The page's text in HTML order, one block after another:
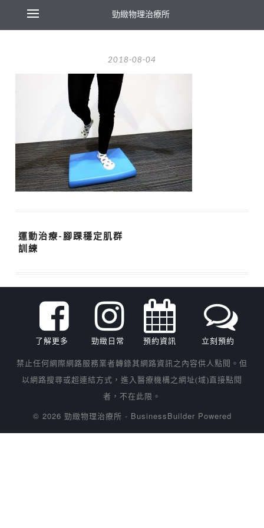
勁緻物理治療所
2018-08-04
運動治療-腳踝穩定肌群
訓練
了解更多 勁緻日常 預約資訊 立刻預約
禁止任何網際網路服務業者轉錄其網路資訊之內容供人點閱。但
以網路搜尋或超連結方式，進入醫療機構之網址(域)直接點閱
者，不在此限。
© 2026 勁緻物理治療所 - BusinessBuilder Powered